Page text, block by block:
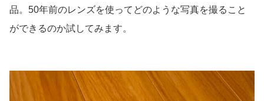
品。50年前のレンズを使ってどのような写真を撮ること
ができるのか試してみます。